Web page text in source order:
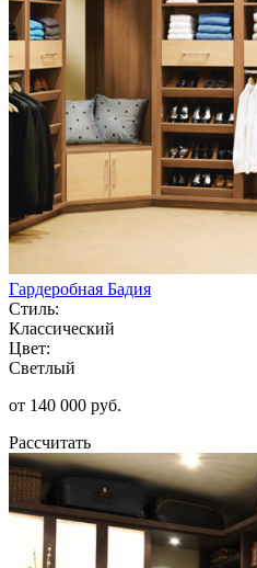
Гардеробная Бадия
Стиль:
Классический
Цвет:
Светлый
от 140 000 руб.
Рассчитать